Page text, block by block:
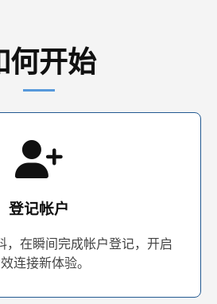
何开始
登记帐户
，在瞬间完成帐户登记，开启
连接新体验。